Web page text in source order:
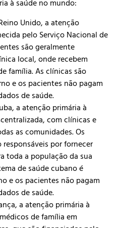
à saúde no mundo:
Unido, a atenção
pelo Serviço Nacional de
são geralmente
local, onde recebem
família. As clínicas são
e os pacientes não pagam
de saúde.
a atenção primária à
com clínicas e
as comunidades. Os
por fornecer
toda a população da sua
de saúde cubano é
e os pacientes não pagam
de saúde.
a atenção primária à
de família em